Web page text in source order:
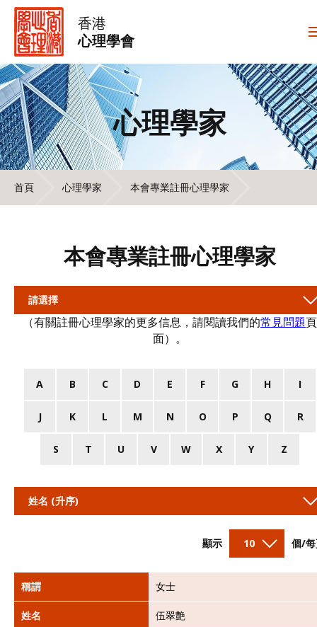
香港
心理學會
心理學家
首頁 心理學家 本會專業註冊心理學家
本會專業註冊心理學家
請選擇
（有關註冊心理學家的更多信息，請閱讀我們的常見問題頁
面）。
A B C D E F G H I
J K L M N O P Q R
S T U V W X Y Z
姓名 (升序)
顯示 10 個/
稱謂 女士
姓名 伍翠艶